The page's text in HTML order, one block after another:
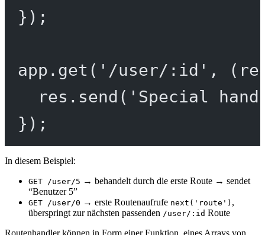
});
app. get ( '/user/:id' , (
res. send ( 'Special
});
In diesem Beispiel:
GET /user/5 → behandelt durch die erste Route → sendet
“Benutzer 5”
GET /user/0 → erste Routenaufrufe next('route') ,
überspringt zur nächsten passenden /user/:id Route
Routenhandler können in Form einer Funktion, eines Arrays von